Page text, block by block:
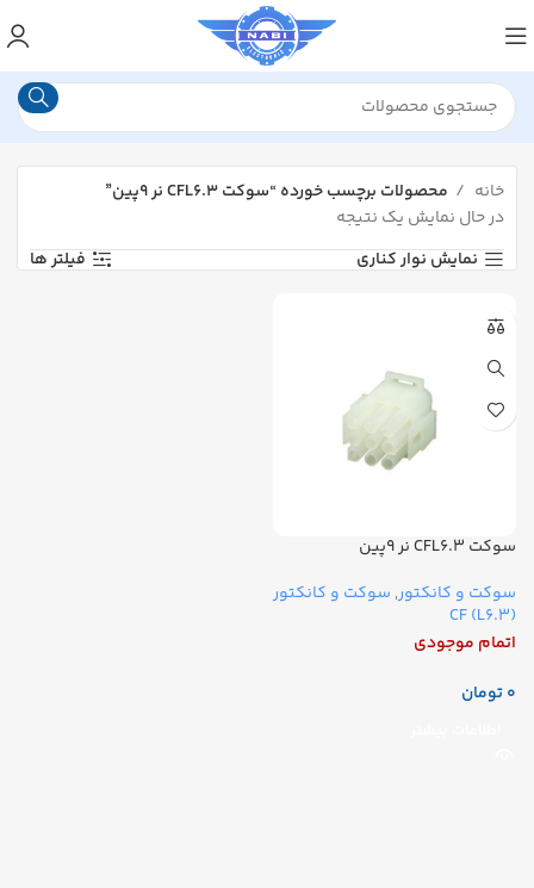
خانه
محصولات برچسب خورده “سوکت CFL6.3 نر 9پین”
در حال نمایش یک نتیجه
نمایش نوار کناری
فیلتر ها
سوکت CFL6.3 نر 9پین
سوکت و کانکتور, سوکت و کانکتور
(CF (L6.3
اتمام موجودی
تومان